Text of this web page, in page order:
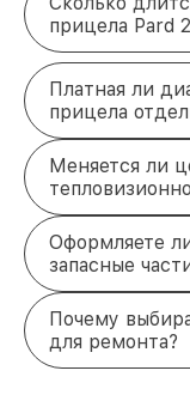
прицела Pard
Платная ли
прицела
Меняется ли
Оформляете
запасные
Почему
для ремонта?